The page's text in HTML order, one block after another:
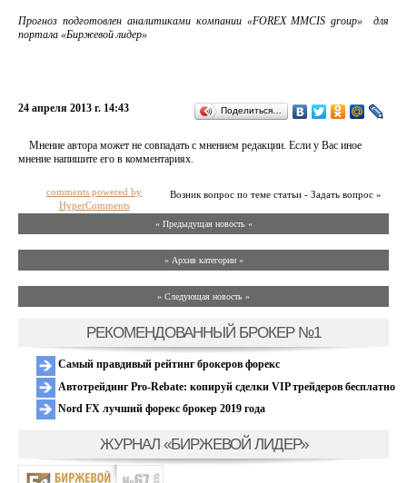
Прогноз подготовлен аналитиками компании «FOREX MMCIS group» для
портала «Биржевой лидер»
24 апреля 2013 г. 14:43 Поделиться…
Мнение автора может не совпадать с мнением редакции. Если у Вас иное
мнение напишите его в комментариях.
Возник вопрос по теме статьи - Задать вопрос »
comments powered by
HyperComments
« Предыдущая новость «
» Архив категории «
» Следующая новость »
РЕКОМЕНДОВАННЫЙ БРОКЕР №1
Самый правдивый рейтинг брокеров форекс
Автотрейдинг Pro-Rebate: копируй сделки VIP трейдеров бесплатно
Nord FX лучший форекс брокер 2019 года
ЖУРНАЛ «БИРЖЕВОЙ ЛИДЕР»